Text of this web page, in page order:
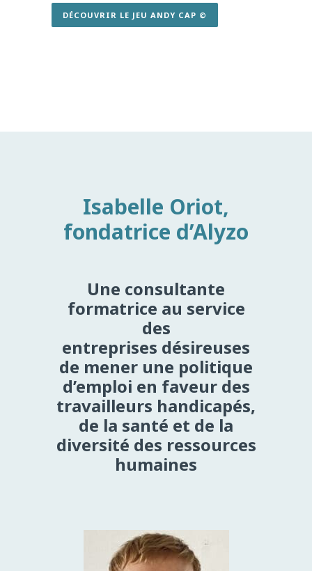
DÉCOUVRIR LE JEU ANDY CAP ©
Isabelle Oriot,
fondatrice d’Alyzo
Une consultante
formatrice au service
des
entreprises désireuses
de mener une politique
d’emploi en faveur des
travailleurs handicapés,
de la santé et de la
diversité des ressources
humaines